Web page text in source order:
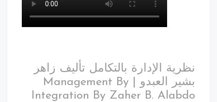
نظرية الإدارة بالتكامل تأليف زاهر
بشير العبدو | Management By
Integration By Zaher B. Alabdo